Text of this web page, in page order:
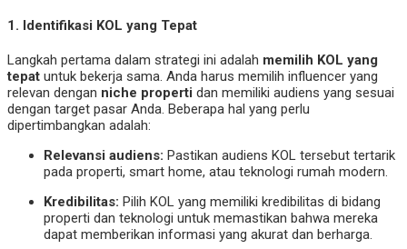
1. Identifikasi KOL yang Tepat
Langkah pertama dalam strategi ini adalah memilih KOL yang
tepat untuk bekerja sama. Anda harus memilih influencer yang
relevan dengan niche properti dan memiliki audiens yang sesuai
dengan target pasar Anda. Beberapa hal yang perlu
dipertimbangkan adalah:
Relevansi audiens: Pastikan audiens KOL tersebut tertarik
pada properti, smart home, atau teknologi rumah modern.
Kredibilitas: Pilih KOL yang memiliki kredibilitas di bidang
properti dan teknologi untuk memastikan bahwa mereka
dapat memberikan informasi yang akurat dan berharga.